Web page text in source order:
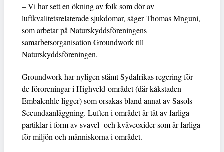
– Vi har sett en ökning av folk som dör av
luftkvalitetsrelaterade sjukdomar, säger Thomas Mnguni,
som arbetar på Naturskyddsföreningens
samarbetsorganisation Groundwork till
Naturskyddsföreningen.
Groundwork har nyligen stämt Sydafrikas regering för
de föroreningar i Highveld-området (där kåkstaden
Embalenhle ligger) som orsakas bland annat av Sasols
Secundaanläggning. Luften i området är tät av farliga
partiklar i form av svavel- och kväveoxider som är farliga
för miljön och människorna i området.